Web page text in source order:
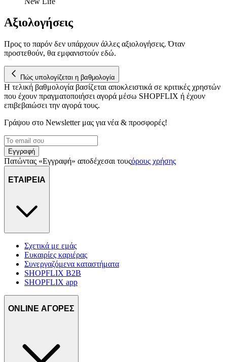
μας επεξεργαζόμαστε προσωπικά σας δεδομένα, π.χ. τη
για να αποθηκεύουμε και να έχουμε πρόσβαση σε πληροφορίες
διαφημίσεων και περιεχομένου, τις μετρήσεις σχετικά με
διαφημίσεις και περιεχόμενο, την καλύτερη εικόνα του κοινού
πληροφορίες σχετικά με την από μέρους σας χρήση της
τοποθεσίας μας στους συνεργάτες μέσων κοινωνικής
δικτύωσης, διαφημίσεων και ανάλυσης.
Αξιολογήσεις
Προς το παρόν δεν υπάρχουν άλλες αξιολογήσεις. Όταν
προστεθούν, θα εμφανιστούν εδώ.
Πώς υπολογίζεται η βαθμολογία
Η τελική βαθμολογία βασίζεται αποκλειστικά σε κριτικές χρηστών
που έχουν πραγματοποιήσει αγορά μέσω SHOPFLIX ή έχουν
επιβεβαιώσει την αγορά τους.
Γράψου στο Νewsletter μας για νέα & προσφορές!
Εγγραφή
Πατώντας «Εγγραφή» αποδέχεσαι τουςόρους χρήσης
ΕΤΑΙΡΕΙΑ
Σχετικά με εμάς
Ευκαιρίες καριέρας
Συνεργαζόμενα καταστήματα
SHOPFLIX B2B
SHOPFLIX app
ONLINE ΑΓΟΡΕΣ